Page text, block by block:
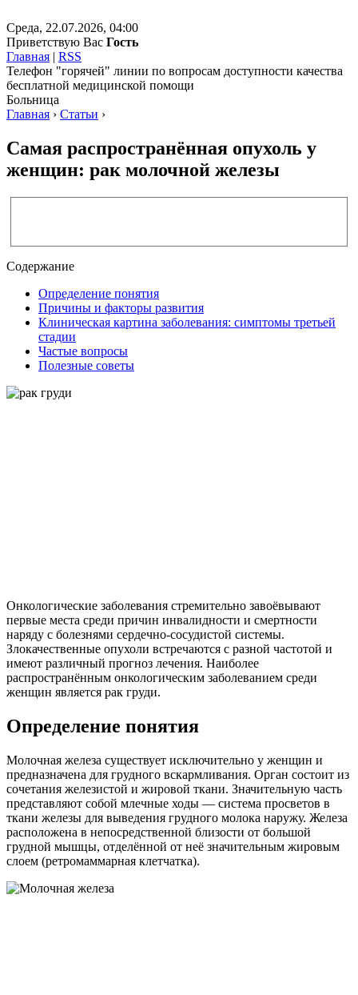
Среда, 22.07.2026, 04:00
Приветствую Вас Гость
Главная | RSS
Телефон "горячей" линии по вопросам доступности качества
бесплатной медицинской помощи
Больница
Главная › Статьи ›
Самая распространённая опухоль у
женщин: рак молочной железы
Содержание
Определение понятия
Причины и факторы развития
Клиническая картина заболевания: симптомы третьей
стадии
Частые вопросы
Полезные советы
Онкологические заболевания стремительно завоёвывают
первые места среди причин инвалидности и смертности
наряду с болезнями сердечно-сосудистой системы.
Злокачественные опухоли встречаются с разной частотой и
имеют различный прогноз лечения. Наиболее
распространённым онкологическим заболеванием среди
женщин является рак груди.
Определение понятия
Молочная железа существует исключительно у женщин и
предназначена для грудного вскармливания. Орган состоит из
сочетания железистой и жировой ткани. Значительную часть
представляют собой млечные ходы — система просветов в
ткани железы для выведения грудного молока наружу. Железа
расположена в непосредственной близости от большой
грудной мышцы, отделённой от неё значительным жировым
слоем (ретромаммарная клетчатка).